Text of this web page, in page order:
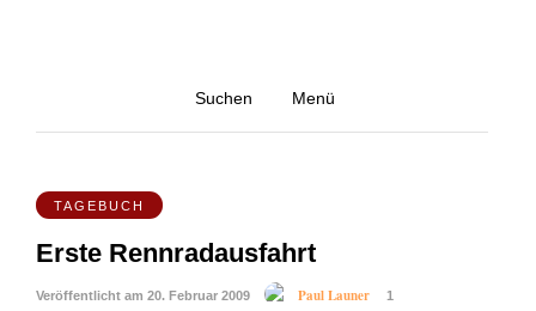
Suchen Menü
Alle blog-posts von Februar 2009
TAGEBUCH
Erste Rennradausfahrt
Veröffentlicht am 20. Februar 2009 Paul Launer 1